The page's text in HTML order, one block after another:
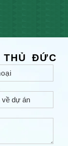
THỦ ĐỨC